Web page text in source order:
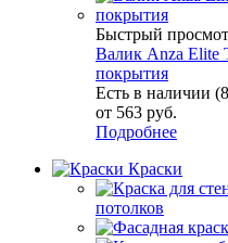
Быстрый
Валик Anza Elite
покрытия
Есть в наличии
от 563 руб.
Подробнее
Краски
потолков